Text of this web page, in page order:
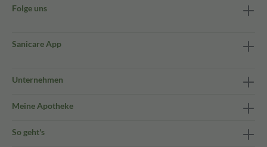
Folge uns
Sanicare App
Unternehmen
Meine Apotheke
So geht's